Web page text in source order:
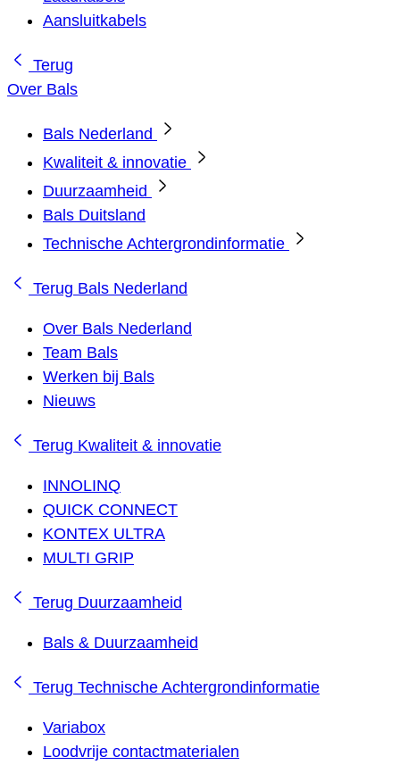
Aansluitkabels
Terug
Over Bals
Bals Nederland
Kwaliteit & innovatie
Duurzaamheid
Bals Duitsland
Technische Achtergrondinformatie
Terug Bals Nederland
Over Bals Nederland
Team Bals
Werken bij Bals
Nieuws
Terug Kwaliteit & innovatie
INNOLINQ
QUICK CONNECT
KONTEX ULTRA
MULTI GRIP
Terug Duurzaamheid
Bals & Duurzaamheid
Terug Technische Achtergrondinformatie
Variabox
Loodvrije contactmaterialen